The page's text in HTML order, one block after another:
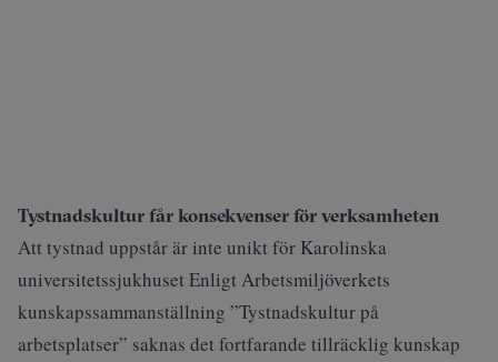
Tystnadskultur får konsekvenser för verksamheten
Att tystnad uppstår är inte unikt för Karolinska
universitetssjukhuset Enligt Arbetsmiljöverkets
kunskapssammanställning ”Tystnadskultur på
arbetsplatser” saknas det fortfarande tillräcklig kunskap